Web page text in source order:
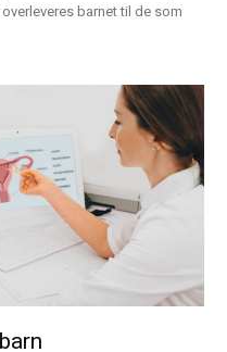
barnet til de som